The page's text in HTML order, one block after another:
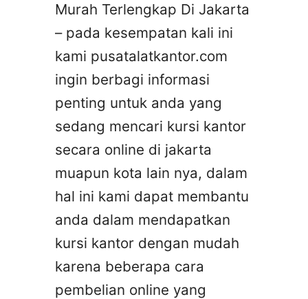
Murah Terlengkap Di Jakarta
– pada kesempatan kali ini
kami pusatalatkantor.com
ingin berbagi informasi
penting untuk anda yang
sedang mencari kursi kantor
secara online di jakarta
muapun kota lain nya, dalam
hal ini kami dapat membantu
anda dalam mendapatkan
kursi kantor dengan mudah
karena beberapa cara
pembelian online yang